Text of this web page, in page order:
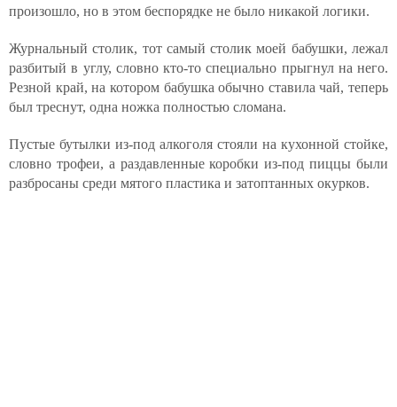
произошло, но в этом беспорядке не было никакой логики.
Журнальный столик, тот самый столик моей бабушки, лежал
разбитый в углу, словно кто-то специально прыгнул на него.
Резной край, на котором бабушка обычно ставила чай, теперь
был треснут, одна ножка полностью сломана.
Пустые бутылки из-под алкоголя стояли на кухонной стойке,
словно трофеи, а раздавленные коробки из-под пиццы были
разбросаны среди мятого пластика и затоптанных окурков.